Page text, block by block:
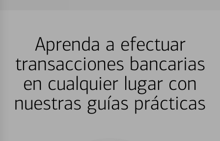
Aprenda a efectuar
transacciones bancarias
en cualquier lugar con
nuestras guías prácticas